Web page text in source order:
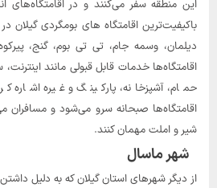
این منطقه سفر می‌کنند و در اقامتگاه‌های
باکیفیت‌ترین اقامتگاه های بومگردی گیلان
دیلمان، وسمه جام، تی تی بوم، گنج،
اقامتگاه‌ها خدمات قابل قبولی مانند
حمام، آشپزخانه، پارکینگ و غیره اشاره
اقامتگاه‌ها صبحانه سرو می‌شود و مسافران
شیر و املت مهمان کنند.
شهر ماسال
از دیگر شهرهای استان گیلان که به دلیل